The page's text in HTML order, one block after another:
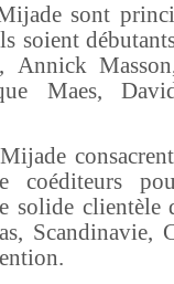
sont
soient
Maes,
coéditeurs
solide clientèle
Scandinavie,